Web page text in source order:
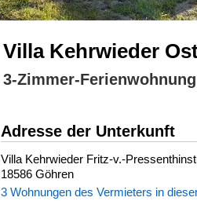
Villa Kehrwieder
3-Zimmer-
Adresse der Unterkunft
Villa Kehrwieder Fritz-v.-
18586 Göhren
3 Wohnungen des Vermieters in